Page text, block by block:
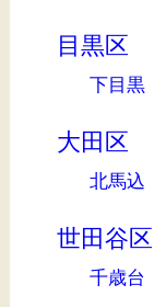
目黒区
下目黒
大田区
北馬込
世田谷区
千歳台